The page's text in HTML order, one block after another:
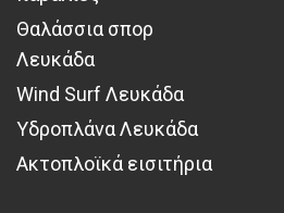
Θαλάσσια σπορ
Λευκάδα
Wind Surf Λευκάδα
Υδροπλάνα Λευκάδα
Ακτοπλοϊκά εισιτήρια